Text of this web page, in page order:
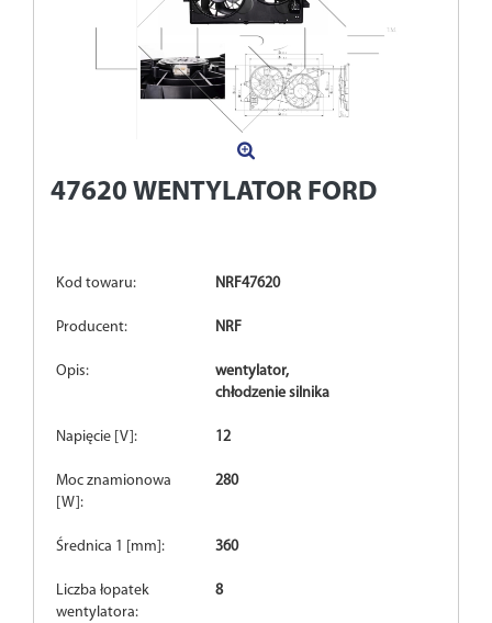
47620 WENTYLATOR FORD
Kod towaru: NRF47620
Producent: NRF
Opis:
wentylator,
chłodzenie silnika
Napięcie [V]: 12
Moc znamionowa
[W]:
280
Średnica 1 [mm]: 360
Liczba łopatek
wentylatora:
8